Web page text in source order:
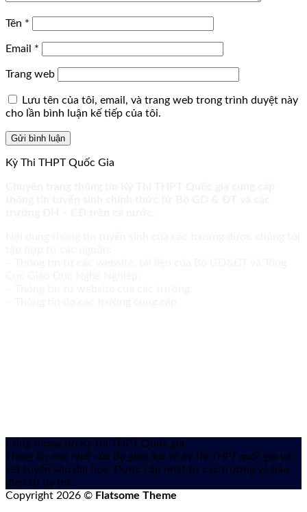
Tên *
Email *
Trang web
Lưu tên của tôi, email, và trang web trong trình duyệt này
cho lần bình luận kế tiếp của tôi.
Kỳ Thi THPT Quốc Gia
Cổng thông tin Kỳ thi THPT Quốc gia
Thông tin mới nhất của Bộ giáo dục về kỳ thi THPT quốc gia và
xét tuyển vào đại học. Được cập nhật từ các trường và báo
điện tử uy tín.
Copyright 2026 © Flatsome Theme